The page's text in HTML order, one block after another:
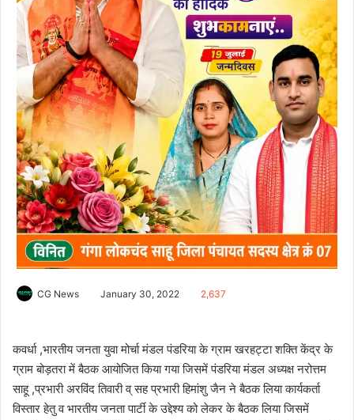
CG News January 30, 2022 2,637
कवर्धा ,भारतीय जनता युवा मोर्चा मंडल पंडरिया के ग्राम खरहट्टा शक्ति केंद्र के
ग्राम बोड़तरा में बैठक आयोजित किया गया जिसमें पंडरिया मंडल अध्यक्ष नरोत्तम
साहू ,प्रभारी अरविंद तिवारी व् सह प्रभारी हिमांशु जैन ने बैठक लिया कार्यकर्ता
विस्तार हेतु व भारतीय जनता पार्टी के उद्देश्य को लेकर के बैठक लिया जिसमें